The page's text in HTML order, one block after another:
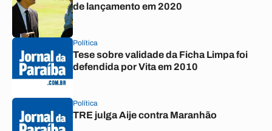
de lançamento em 2020
Política
Tese sobre validade da Ficha Limpa foi
defendida por Vita em 2010
Política
TRE julga Aije contra Maranhão